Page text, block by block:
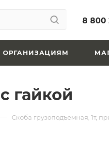
8 800
ОРГАНИЗАЦИЯМ
гайкой
— Скоба грузоподъемная, 1т,